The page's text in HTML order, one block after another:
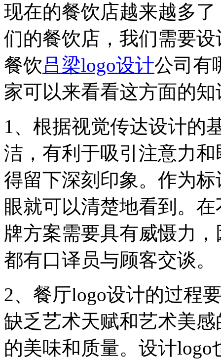
现在的餐饮店越来越多
们的餐饮店，我们需要
餐饮吕梁logo设计公司有
家可以来看看这方面的知
1、根据视觉传达设计的
洁，有利于吸引注意力
得留下深刻印象。作为
眼就可以清楚地看到。
牌方案需要具有威慑力
都有口译员与顾客交谈。
2、餐厅logo设计的过程
缺乏艺术天赋和艺术美
的美味和质量。设计